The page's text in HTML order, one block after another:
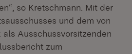
so Kretschmann. Mit der
und dem von
als Ausschussvorsitzenden
zum